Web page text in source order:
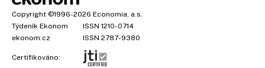
Copyright ©1996-2026 Economia, a.s.
Týdeník Ekonom
ISSN 1210-0714
ekonom.cz
ISSN 2787-9380
Certifikováno: